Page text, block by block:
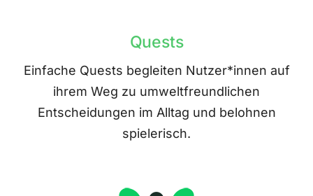
Quests
Einfache Quests begleiten Nutzer*innen auf
ihrem Weg zu umweltfreundlichen
Entscheidungen im Alltag und belohnen
spielerisch.